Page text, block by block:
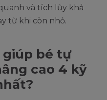
và tích lũy khả
từ khi còn nhỏ.
giúp bé tự
cao 4 kỹ